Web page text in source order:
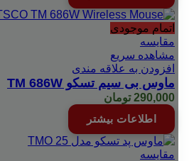
اتمام موجودی
مقایسه
مشاهده سریع
افزودن به علاقه مندی
ماوس بی سیم تسکو TM 686W
290,000 تومان
اطلاعات بیشتر
مقایسه